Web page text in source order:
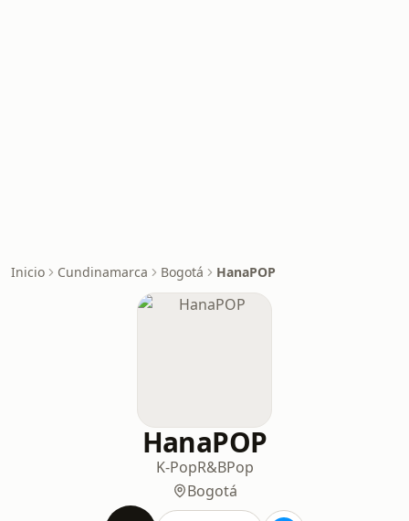
Inicio Cundinamarca Bogotá HanaPOP
HanaPOP
K-PopR&BPop
Bogotá